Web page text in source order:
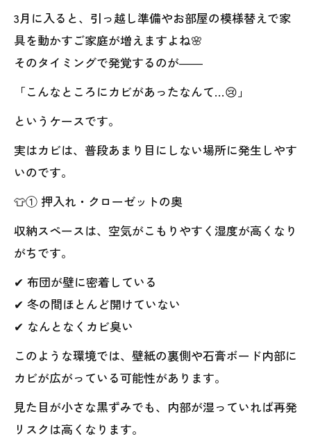
3月に入ると、引っ越し準備やお部屋の模様替えで家
具を動かすご家庭が増えますよね🌸
そのタイミングで発覚するのが――
「こんなところにカビがあったなんて…😢」
というケースです。
実はカビは、普段あまり目にしない場所に発生しやす
いのです。
👕① 押入れ・クローゼットの奥
収納スペースは、空気がこもりやすく湿度が高くなり
がちです。
✔ 布団が壁に密着している
✔ 冬の間ほとんど開けていない
✔ なんとなくカビ臭い
このような環境では、壁紙の裏側や石膏ボード内部に
カビが広がっている可能性があります。
見た目が小さな黒ずみでも、内部が湿っていれば再発
リスクは高くなります。